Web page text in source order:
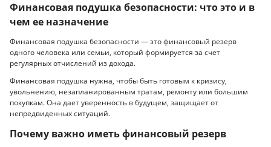
Финансовая подушка безопасности: что это и в
чем ее назначение
Финансовая подушка безопасности — это финансовый резерв
одного человека или семьи, который формируется за счет
регулярных отчислений из дохода.
Финансовая подушка нужна, чтобы быть готовым к кризису,
увольнению, незапланированным тратам, ремонту или большим
покупкам. Она дает уверенность в будущем, защищает от
непредвиденных ситуаций.
Почему важно иметь финансовый резерв